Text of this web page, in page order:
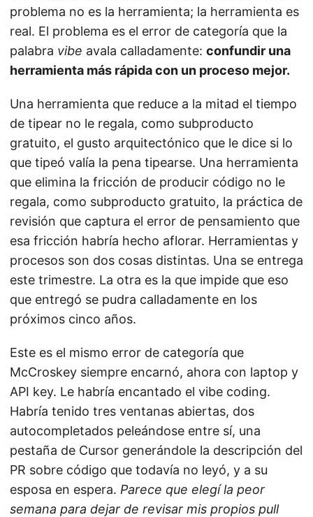
problema no es la herramienta; la herramienta es
real. El problema es el error de categoría que la
palabra vibe avala calladamente: confundir una
herramienta más rápida con un proceso mejor.
Una herramienta que reduce a la mitad el tiempo
de tipear no le regala, como subproducto
gratuito, el gusto arquitectónico que le dice si lo
que tipeó valía la pena tipearse. Una herramienta
que elimina la fricción de producir código no le
regala, como subproducto gratuito, la práctica de
revisión que captura el error de pensamiento que
esa fricción habría hecho aflorar. Herramientas y
procesos son dos cosas distintas. Una se entrega
este trimestre. La otra es la que impide que eso
que entregó se pudra calladamente en los
próximos cinco años.
Este es el mismo error de categoría que
McCroskey siempre encarnó, ahora con laptop y
API key. Le habría encantado el vibe coding.
Habría tenido tres ventanas abiertas, dos
autocompletados peleándose entre sí, una
pestaña de Cursor generándole la descripción del
PR sobre código que todavía no leyó, y a su
esposa en espera. Parece que elegí la peor
semana para dejar de revisar mis propios pull